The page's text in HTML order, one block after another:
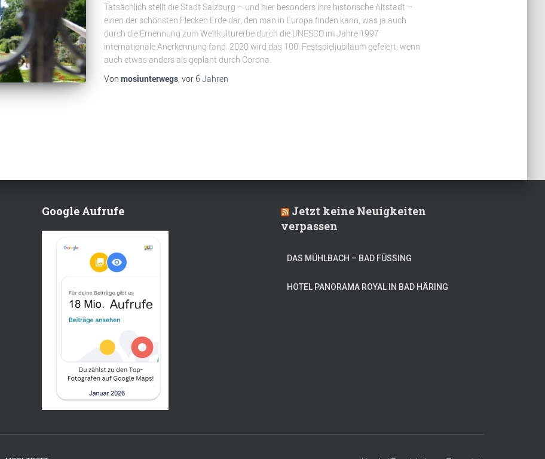
Tatsächlich stellt die Stadt Salzburg – und hier besonders ihre historische Altstadt –
einen der schönsten Flecken Erde dar, den man in Europa finden kann, was ja auch
durch die Ernennung zum Weltkulturerbe durch die UNESCO im Jahre 1997
internationale Anerkennung fand. 2020 wird das 100. Festspieljubiläum gefeiert, wenn
auch etwas anders als geplant durch Corona.
Von mosiunterwegs, vor 6 Jahren
Google Aufrufe
Jetzt keine Neuigkeiten
verpassen
DAS MÜHLBACH – BAD FÜSSING
HOTEL PANORAMA ROYAL IN BAD HÄRING